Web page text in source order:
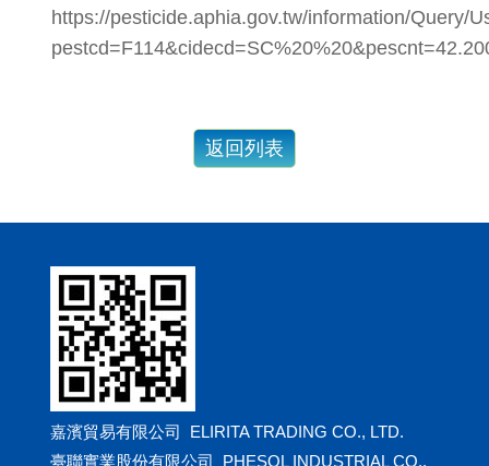
https://pesticide.aphia.gov.tw/information/Query/
嘉濱貿易有限公司 ELIRITA TRADING CO., LTD.
臺聯實業股份有限公司 PHESOL INDUSTRIAL CO.,